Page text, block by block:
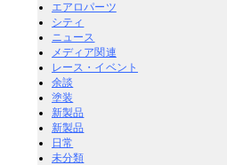
エアロパーツ
シティ
ニュース
メディア関連
レース・イベント
余談
塗装
新製品
新製品
日常
未分類